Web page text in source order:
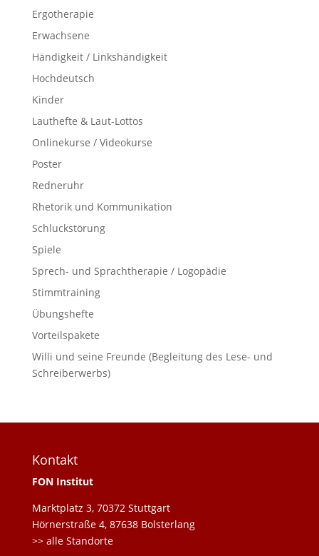
Ergotherapie
Erwachsene
Händigkeit / Linkshändigkeit
Hochdeutsch
Kinder
Lauthefte & Laut-Lottos
Onlinekurse / Videokurse
Poster
Redneruhr
Rhetorik und Kommunikation
Schluckstörung
Spiele
Sprech- und Sprachtherapie / Logopädie
Stimmtraining
Übungshefte
Vorteilspakete
Willi und seine Freunde (Begleitung des Lese- und
Schreiberwerbs)
Kontakt
FON Institut
Marktplatz 3, 70372 Stuttgart
Hörnerstraße 4, 87638 Bolsterlang
>> alle Standorte